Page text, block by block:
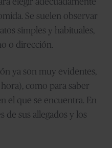
elegir adecuadamente
Se suelen observar
simples y habituales,
o dirección.
ya son muy evidentes,
como para saber
el que se encuentra. En
de sus allegados y los